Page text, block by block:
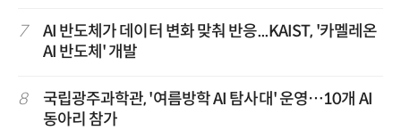
7
AI 반도체가 데이터 변화 맞춰 반응...KAIST, '카멜레온
AI 반도체' 개발
8
국립광주과학관, '여름방학 AI 탐사대' 운영…10개 AI
동아리 참가